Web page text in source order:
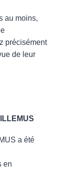
au moins,
précisément
de leur
a été
en